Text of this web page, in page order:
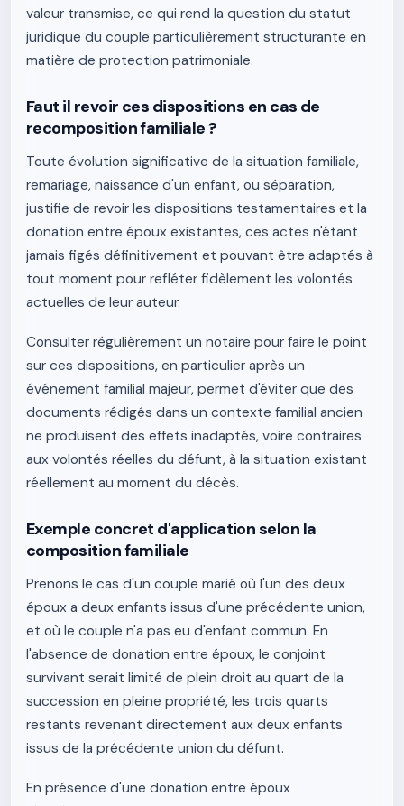
valeur transmise, ce qui rend la question du statut
juridique du couple particulièrement structurante en
matière de protection patrimoniale.
Faut il revoir ces dispositions en cas de
recomposition familiale ?
Toute évolution significative de la situation familiale,
remariage, naissance d'un enfant, ou séparation,
justifie de revoir les dispositions testamentaires et la
donation entre époux existantes, ces actes n'étant
jamais figés définitivement et pouvant être adaptés à
tout moment pour refléter fidèlement les volontés
actuelles de leur auteur.
Consulter régulièrement un notaire pour faire le point
sur ces dispositions, en particulier après un
événement familial majeur, permet d'éviter que des
documents rédigés dans un contexte familial ancien
ne produisent des effets inadaptés, voire contraires
aux volontés réelles du défunt, à la situation existant
réellement au moment du décès.
Exemple concret d'application selon la
composition familiale
Prenons le cas d'un couple marié où l'un des deux
époux a deux enfants issus d'une précédente union,
et où le couple n'a pas eu d'enfant commun. En
l'absence de donation entre époux, le conjoint
survivant serait limité de plein droit au quart de la
succession en pleine propriété, les trois quarts
restants revenant directement aux deux enfants
issus de la précédente union du défunt.
En présence d'une donation entre époux